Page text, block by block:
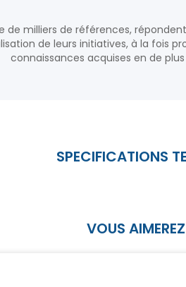
milliers de références,
de leurs initiatives, à la fois
connaissances acquises en de
VOUS